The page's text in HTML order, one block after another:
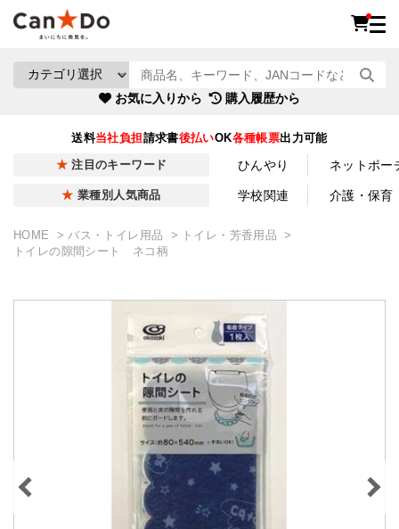
お気に入りから 購入履歴から
送料当社負担請求書後払いOK各種帳票出力可能
注目のキーワード ひんやり ネットポー
業種別人気商品 学校関連 介護・保育
HOME バス・トイレ用品
トイレ・芳香用品
トイレの隙間シート ネコ柄